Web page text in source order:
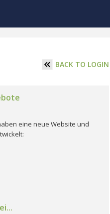
BACK TO LOGIN
eine neue Website und